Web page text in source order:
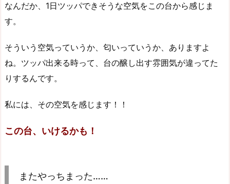
なんだか、1日ツッパできそうな空気をこの台から感じま
す。
そういう空気っていうか、匂いっていうか、ありますよ
ね。ツッパ出来る時って、台の醸し出す雰囲気が違ってた
りするんです。
私には、その空気を感じます！！
この台、いけるかも！
またやっちまった……